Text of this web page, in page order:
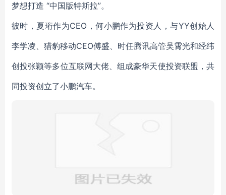
梦想打造 “中国版特斯拉”。
彼时，夏珩作为CEO，何小鹏作为投资人，与YY创始人
李学凌、猎豹移动CEO傅盛、时任腾讯高管吴霄光和经纬
创投张颖等多位互联网大佬、组成豪华天使投资联盟，共
同投资创立了小鹏汽车。